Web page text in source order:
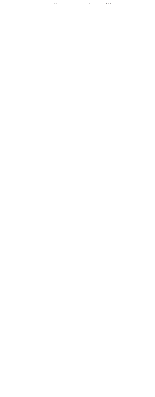
pour permettre ces transitions sans